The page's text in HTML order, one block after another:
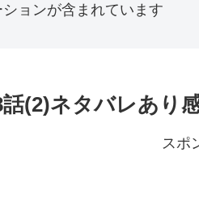
ョンが含まれています
(2)ネタバレあり
スポ